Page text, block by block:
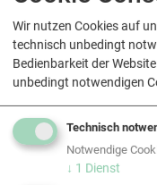
Eine einzigartige
Kollegialität und
Wollen auch Sie in
mitgestalten?
Dann laden Sie
Wir freuen uns auf
Wir nutzen Cookies auf
technisch unbedingt
Bedienbarkeit der
unbedingt notwendigen
Technisch
Notwendige
↓ 1 Dienst